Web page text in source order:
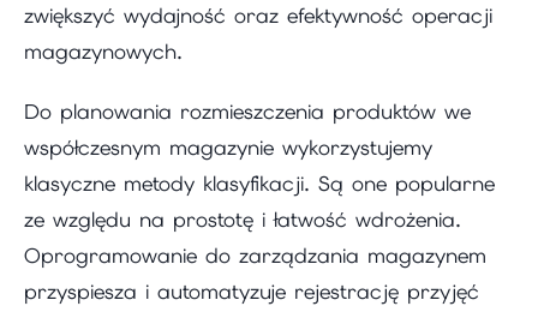
zwiększyć wydajność oraz efektywność operacji
magazynowych.
Do planowania rozmieszczenia produktów we
współczesnym magazynie wykorzystujemy
klasyczne metody klasyfikacji. Są one popularne
ze względu na prostotę i łatwość wdrożenia.
Oprogramowanie do zarządzania magazynem
przyspiesza i automatyzuje rejestrację przyjęć